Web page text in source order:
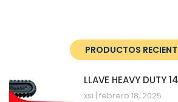
PRODUCTOS
LLAVE HEAVY DUTY
xsi febrero 18, 2025